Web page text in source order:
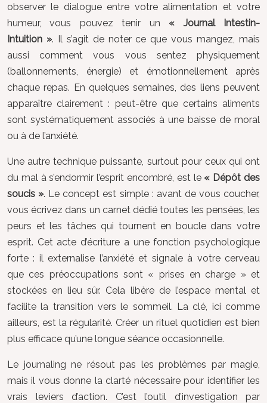
observer le dialogue entre votre alimentation et votre
humeur, vous pouvez tenir un « Journal Intestin-
Intuition ». Il s’agit de noter ce que vous mangez, mais
aussi comment vous vous sentez physiquement
(ballonnements, énergie) et émotionnellement après
chaque repas. En quelques semaines, des liens peuvent
apparaître clairement : peut-être que certains aliments
sont systématiquement associés à une baisse de moral
ou à de l’anxiété.
Une autre technique puissante, surtout pour ceux qui ont
du mal à s’endormir l’esprit encombré, est le « Dépôt des
soucis ». Le concept est simple : avant de vous coucher,
vous écrivez dans un carnet dédié toutes les pensées, les
peurs et les tâches qui tournent en boucle dans votre
esprit. Cet acte d’écriture a une fonction psychologique
forte : il externalise l’anxiété et signale à votre cerveau
que ces préoccupations sont « prises en charge » et
stockées en lieu sûr. Cela libère de l’espace mental et
facilite la transition vers le sommeil. La clé, ici comme
ailleurs, est la régularité. Créer un rituel quotidien est bien
plus efficace qu’une longue séance occasionnelle.
Le journaling ne résout pas les problèmes par magie,
mais il vous donne la clarté nécessaire pour identifier les
vrais leviers d’action. C’est l’outil d’investigation par